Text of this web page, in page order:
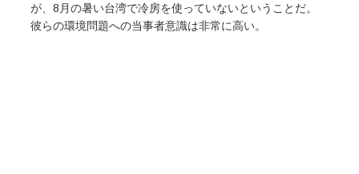
が、8月の暑い台湾で冷房を使っていないということだ。
彼らの環境問題への当事者意識は非常に高い。